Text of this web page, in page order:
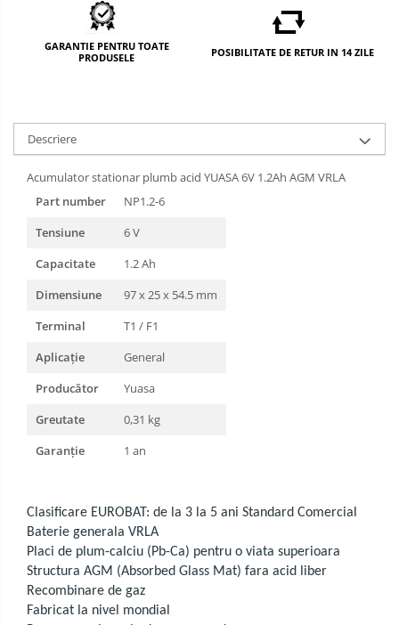
GARANTIE PENTRU TOATE
PRODUSELE
POSIBILITATE DE RETUR IN 14 ZILE
Descriere
Acumulator stationar plumb acid YUASA 6V 1.2Ah AGM VRLA
Part number
NP1.2-6
Tensiune
6 V
Capacitate
1.2 Ah
Dimensiune
97 x 25 x 54.5 mm
Terminal
T1 / F1
Aplicație
General
Producător
Yuasa
Greutate
0,31 kg
Garanție
1 an
Clasificare EUROBAT: de la 3 la 5 ani Standard Comercial
Baterie generala VRLA
Placi de plum-calciu (Pb-Ca) pentru o viata superioara
Structura AGM (Absorbed Glass Mat) fara acid liber
Recombinare de gaz
Fabricat la nivel mondial